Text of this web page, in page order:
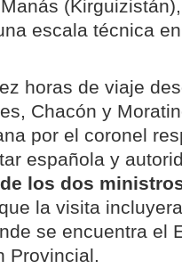
escala técnica
horas de viaje
Chacón y
por el coronel
española y
los dos
la visita
se encuentra el
Provincial.